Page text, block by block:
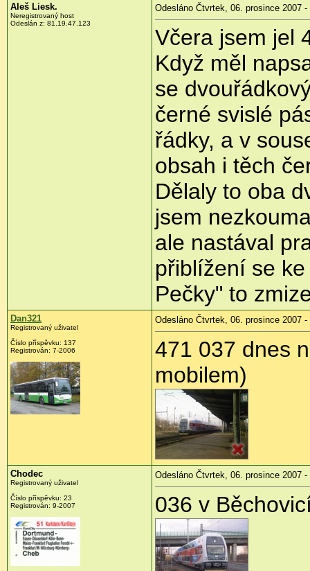
Aleš Liesk.
Neregistrovaný host
Odeslán z: 81.19.47.123
Odesláno Čtvrtek, 06. prosince 2007 -
Včera jsem jel
Když měl
se
černé svislé
řádky, a v
obsah i těch
Dělaly to oba
jsem
ale nastával
přiblížení se
Pečky" to
Dan321
Registrovaný uživatel
Číslo příspěvku: 137
Registrován: 7-2006
Odesláno Čtvrtek, 06. prosince 2007 -
471 037 dnes
mobilem)
Chodec
Registrovaný uživatel
Číslo příspěvku: 23
Registrován: 9-2007
Odesláno Čtvrtek, 06. prosince 2007 -
036 v